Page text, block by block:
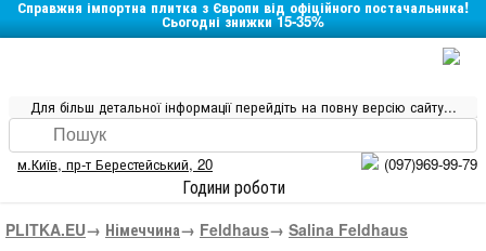
Справжня імпортна плитка з Європи від офіційного постачальника!
Сьогодні знижки 15-35%
Для більш детальної інформації перейдіть на повну версію сайту...
м.Київ, пр-т Берестейський, 20 (097)969-99-79
Години роботи
PLITKA.EU→ Німеччина→ Feldhaus→ Salina Feldhaus